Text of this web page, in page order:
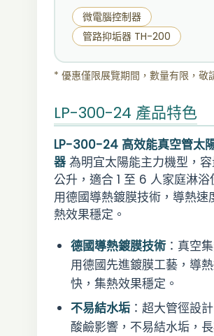
微電腦控制器
管路抑垢器 TH-200
* 優惠僅限展覽期間，數量有限，敬
LP-300-24 產品特色
LP-300-24 高效能真空管太
器為明宜太陽能主力機型，
公升，適合 1 至 6 人家庭淋浴
用德國導熱鍍膜技術，導熱速
熱效果穩定。
德國導熱鍍膜技術：真空
用德國先進鍍膜工藝，導
快，集熱效果穩定。
不易結水垢：超大管徑設
酸鹼影響，不易結水垢，